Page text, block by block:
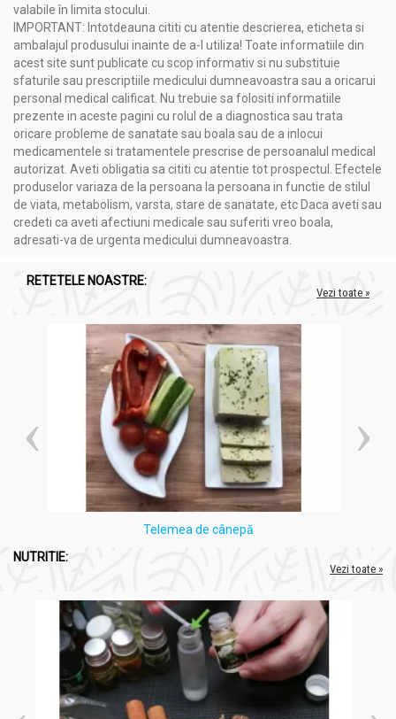
valabile în limita stocului.
IMPORTANT: Intotdeauna cititi cu atentie descrierea, eticheta si
ambalajul produsului inainte de a-l utiliza! Toate informatiile din
acest site sunt publicate cu scop informativ si nu substituie
sfaturile sau prescriptiile medicului dumneavoastra sau a oricarui
personal medical calificat. Nu trebuie sa folositi informatiile
prezente in aceste pagini cu rolul de a diagnostica sau trata
oricare probleme de sanatate sau boala sau de a inlocui
medicamentele si tratamentele prescrise de persoanalul medical
autorizat. Aveti obligatia sa cititi cu atentie tot prospectul. Efectele
produselor variaza de la persoana la persoana in functie de stilul
de viata, metabolism, varsta, stare de sanatate, etc Daca aveti sau
credeti ca aveti afectiuni medicale sau suferiti vreo boala,
adresati-va de urgenta medicului dumneavoastra.
RETETELE NOASTRE:
Vezi toate »
Telemea de cânepă
NUTRITIE:
Vezi toate »